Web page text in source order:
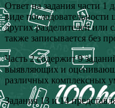
Ответ на задания части 1
виде
других разделителей или
также записывается без
Часть 2 содержит 9
выявляющих и
различных комплексных
Задания 13 и 14